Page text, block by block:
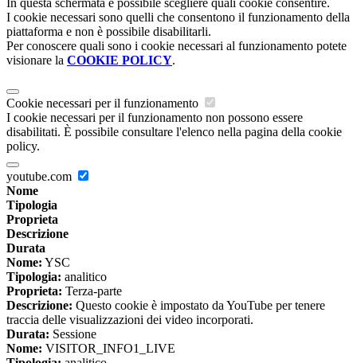
In questa schermata è possibile scegliere quali cookie consentire.
I cookie necessari sono quelli che consentono il funzionamento della
piattaforma e non è possibile disabilitarli.
Per conoscere quali sono i cookie necessari al funzionamento potete
visionare la COOKIE POLICY.
Cookie necessari per il funzionamento
I cookie necessari per il funzionamento non possono essere
disabilitati. È possibile consultare l'elenco nella pagina della cookie
policy.
youtube.com
Nome
Tipologia
Proprieta
Descrizione
Durata
Nome: YSC
Tipologia: analitico
Proprieta: Terza-parte
Descrizione: Questo cookie è impostato da YouTube per tenere
traccia delle visualizzazioni dei video incorporati.
Durata: Sessione
Nome: VISITOR_INFO1_LIVE